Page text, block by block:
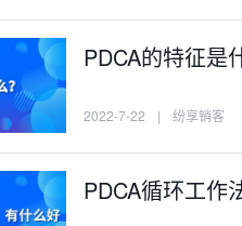
PDCA的特征是
2022-7-22 | 纷享销客
PDCA循环工作